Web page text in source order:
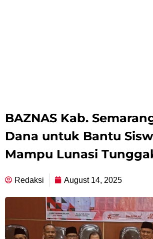
BAZNAS Kab.
Dana untuk Bantu
Mampu Lunasi
Redaksi August 14, 2025